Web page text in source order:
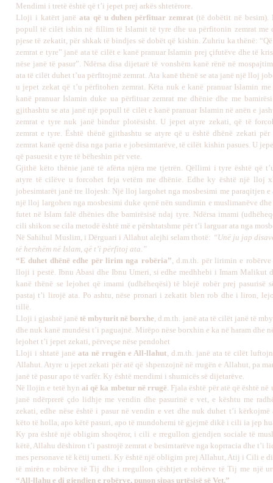
Mendimi i tretë është që t’i jepet prej arkës shtetërore.
Lloji i katërt janë ata që u duhen përfituar zemrat (të dobëtit në besim).
popull të cilët ishin në fillim të Islamit të tyre dhe ua përfitonin zemrat me
pjese të zekatit, për shkak të bindjes së dobët që kishin. Zuhriu ka thënë:
zemrat e tyre” janë ata të cilët e kanë pranuar Islamin prej çifutëve dhe të
nëse janë të pasur”. Ndërsa disa dijetarë të vonshëm kanë rënë në
ata të cilët duhet t’ua përfitojmë zemrat. Ata kanë thënë se ata janë një lloj
u jepet zekat që t’u përfitohen zemrat. Këta nuk e kanë pranuar Islamin me
kanë pranuar Islamin duke ua përfituar zemrat me dhënie dhe me
gjithashtu se ata janë një popull të cilët e kanë pranuar Islamin në anën e
zemrat e tyre nuk janë bindur plotësisht. U jepet atyre zekati, që të
zemrat e tyre. Është thënë gjithashtu se atyre që u është dhënë zekati për
zemrat kanë qenë disa nga paria e jobesimtarëve, të cilët kishin pasues. U
që pasuesit e tyre të bëheshin për vete.
Gjithë këto thënie janë të afërta njëra me tjetrën. Qëllimi i tyre është që
atyre të cilëve u forcohet feja vetëm me dhënie. Edhe ky është një lloj
jobesimtarët janë tre llojesh: Një lloj largohet nga mosbesimi me paraqitjen e
një lloj largohen nga mosbesimi duke qenë nën sundimin e muslimanëve
futet në Islam falë dhënies dhe bamirësisë ndaj tyre. Ndërsa imami
cili shikon se cila metodë është më e përshtatshme për t’i larguar ata nga
Në Sahihul Muslim, i Dërguari i Allahut alejhi selam thotë: “Unë ju jap
të hershëm në Islam, që t’i përfitoj ata.”
“E duhet dhënë edhe për lirim nga robëria”, d.m.th. për lirimin e
lloji i pestë. Ibnu Abasi dhe Ibnu Umeri, si edhe medhhebi i Imam Malikut
kanë thënë se lejohet që imami (udhëheqësi) të blejë robër prej pasurisë
pastaj t’i lirojë ata. Po ashtu, nëse pronari i zekatit blen rob dhe i liron,
tillë.
Lloji i gjashtë janëtë mbyturit në borxhe, d.m.th. janë ata të cilët janë të
dhe nuk kanë mundësi t’i paguajnë. Mirëpo nëse borxhin e ka në haram dhe
lejohet t’i jepet zekati, përveçse nëse pendohet
Lloji i shtatë janëata në rrugën e All-llahut, d.m.th. janë ata të cilët
Allahut. Atyre u jepet zekati për atë që shpenzojnë në rrugën e Allahut, pa
janë të pasur apo të varfër. Ky është mendimi i shumicës së dijetarëve.
Në llojin e tetë hyn ai që ka mbetur në rrugë. Fjala është për atë që është
janë ndërprerë çdo lidhje me vendin dhe pasurinë e vet, e kështu me
zekati, edhe nëse është i pasur në vendin e vet dhe nuk duhet t’i
këto të holla, apo këtë pasuri, apo të mundohemi të gjejmë dikë i cili ia jep
Ky pra është një obligim shoqëror, i cili e rregullon gjendjen sociale të
këtë, Allahu dëshiron t’i pastrojë zemrat e besimtarëve nga koprracia dhe t’i
mes personave të këtij umeti. Ky është një obligim prej Allahut, Atij i Cili e di
të mirën e robërve të Tij dhe i rregullon çështjet e robërve të Tij me një
“All-llahu e di gjendjen e robërve, punon sipas urtësisë së Vet.”